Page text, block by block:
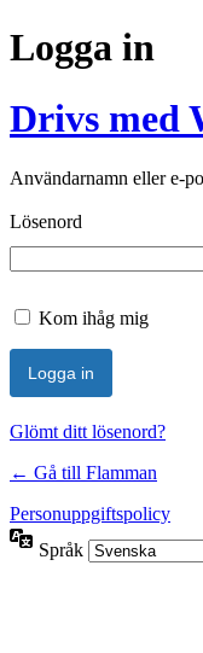
Logga in
Drivs med
Användarnamn eller e-
Lösenord
Kom ihåg mig
Glömt ditt lösenord?
← Gå till Flamman
Personuppgiftspolicy
Språk